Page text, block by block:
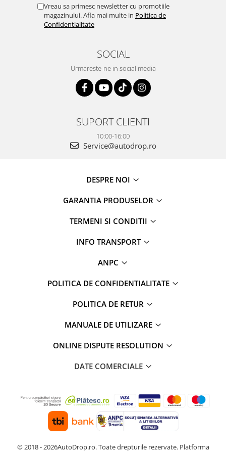
Vreau sa primesc newsletter cu promotiile
magazinului. Afla mai multe in Politica de
Confidentialitate
SOCIAL
Urmareste-ne in social media
SUPORT CLIENTI
10:00-16:00
Service@autodrop.ro
DESPRE NOI
GARANTIA PRODUSELOR
TERMENI SI CONDITII
INFO TRANSPORT
ANPC
POLITICA DE CONFIDENTIALITATE
POLITICA DE RETUR
MANUALE DE UTILIZARE
ONLINE DISPUTE RESOLUTION
DATE COMERCIALE
© 2018 - 2026AutoDrop.ro. Toate drepturile rezervate. Platforma